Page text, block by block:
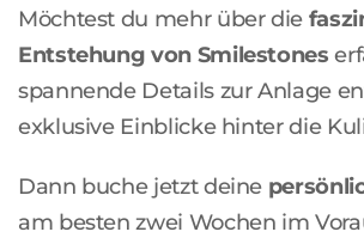
Möchtest du mehr über die
Entstehung von Smilestones
spannende Details zur Anlage
exklusive Einblicke hinter die
Dann buche jetzt deine
am besten zwei Wochen im